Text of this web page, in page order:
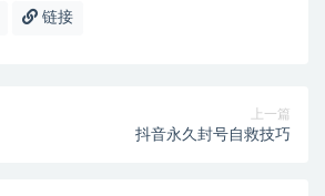
链接
上一篇
抖音永久封号自救技巧